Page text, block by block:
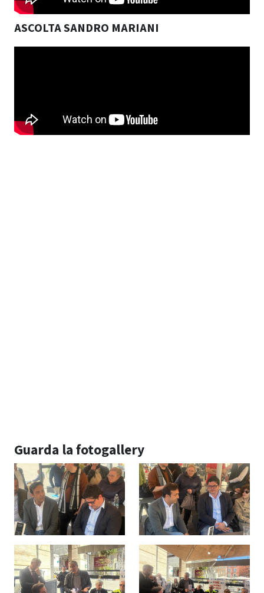
ASCOLTA SANDRO MARIANI
Guarda la fotogallery